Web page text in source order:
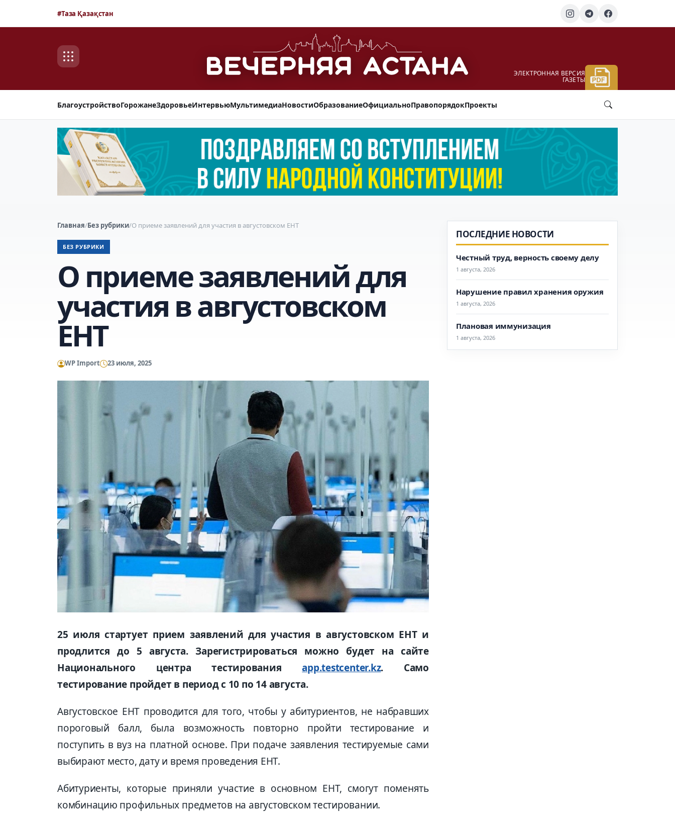
#Таза Қазақстан
ЭЛЕКТРОННАЯ ВЕРСИЯ
ГАЗЕТЫ
БлагоустройствоГорожанеЗдоровьеИнтервьюМультимедиаНовостиОбразованиеОфициальноПравопорядокПроекты
Главная/Без рубрики/О приеме заявлений для участия в августовском ЕНТ
БЕЗ РУБРИКИ
О приеме заявлений для
участия в августовском
ЕНТ
WP Import 23 июля, 2025
25 июля стартует прием заявлений для участия в августовском ЕНТ и
продлится до 5 августа. Зарегистрироваться можно будет на сайте
Национального центра тестированияapp.testcenter.kz. Само
тестирование пройдет в период с 10 по 14 августа.
Августовское ЕНТ проводится для того, чтобы у абитуриентов, не набравших
пороговый балл, была возможность повторно пройти тестирование и
поступить в вуз на платной основе. При подаче заявления тестируемые сами
выбирают место, дату и время проведения ЕНТ.
Абитуриенты, которые приняли участие в основном ЕНТ, смогут поменять
комбинацию профильных предметов на августовском тестировании.
ПОСЛЕДНИЕ НОВОСТИ
Честный труд, верность своему делу
1 августа, 2026
Нарушение правил хранения оружия
1 августа, 2026
Плановая иммунизация
1 августа, 2026